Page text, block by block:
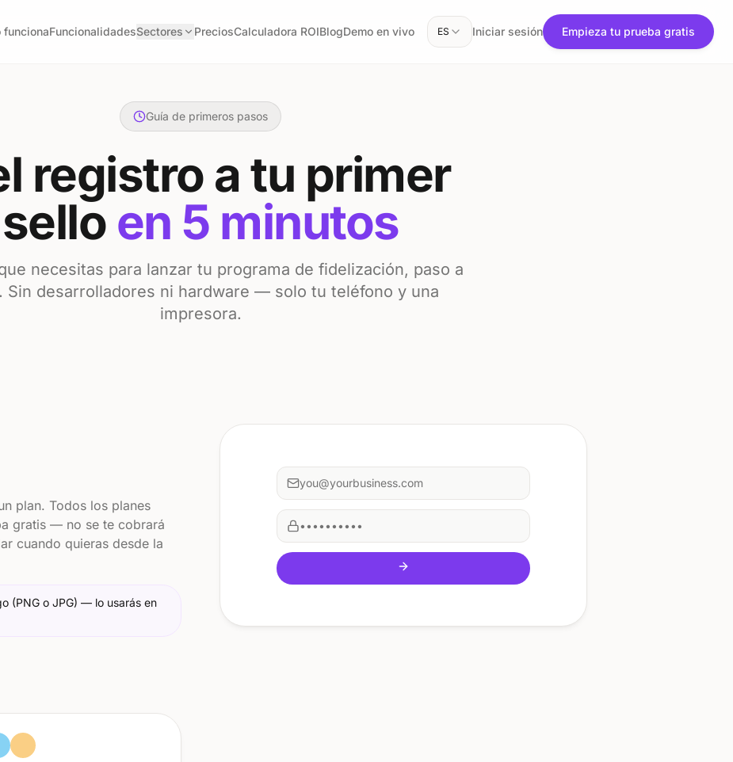
funcionaFuncionalidadesSectores PreciosCalculadora ROIBlogDemo en vivo ES Iniciar sesión Empieza tu prueba gratis
Guía de primeros pasos
registro a tu primer
sello en 5 minutos
necesitas para lanzar tu programa de fidelización, paso a
Sin desarrolladores ni hardware — solo tu teléfono y una
impresora.
plan. Todos los planes
gratis — no se te cobrará
cuando quieras desde la
(PNG o JPG) — lo usarás en
you@yourbusiness.com
••••••••••